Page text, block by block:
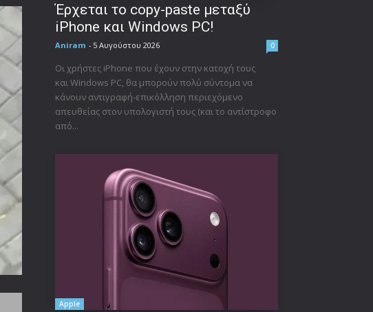
Έρχεται το copy-paste μεταξύ
iPhone και Windows PC!
Aniram - 5 Αυγούστου 2026 0
Οι χρήστες iPhone που έχουν στην κατοχή τους
και Windows PC, θα μπορούν πολύ σύντομα να
κάνουν αντιγραφή-επικόλληση περιεχόμενο
απευθείας στον υπολογιστή τους (και το αντίστροφο
από...
Apple